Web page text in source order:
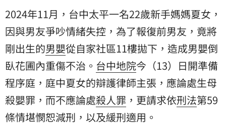
2024年11月，台中太平一名22歲新手媽媽夏女，
因與男友爭吵情緒失控，為了報復前男友，竟將
剛出生的男嬰從自家社區11樓拋下，造成男嬰倒
臥花圃內重傷不治。 台中地院今（13）日開準備
程序庭，庭中夏女的辯護律師主張，應論處生母
殺嬰罪，而不應論處殺人罪 ，更請求依刑法第59
條情堪憫恕減刑，以及緩刑適用。